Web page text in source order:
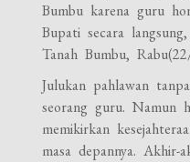
Bumbu karena guru
Bupati secara
Tanah Bumbu,
Julukan pahlawan
seorang guru. Namun
memikirkan
masa depannya.